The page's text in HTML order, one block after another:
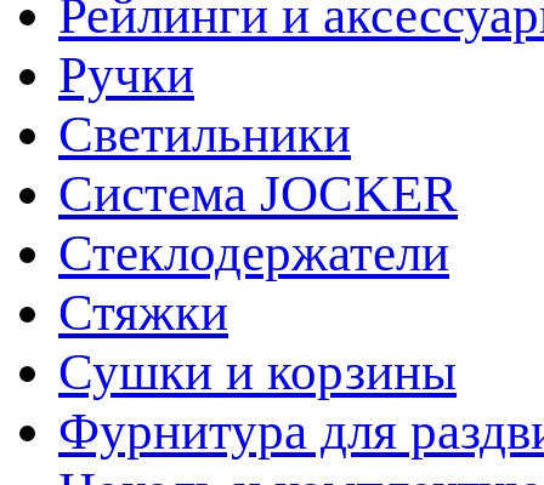
Рейлинги и
Ручки
Светильники
Система JOCKER
Стеклодержатели
Стяжки
Сушки и корзины
Фурнитура для